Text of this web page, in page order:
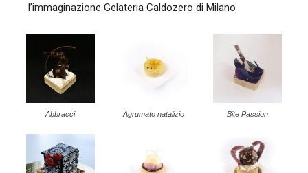
l’immaginazione Gelateria Caldozero di Milano
Abbracci Agrumato natalizio Bite Passion